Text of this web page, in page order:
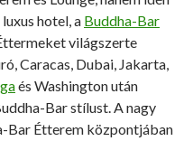
hotel, a Buddha-Bar
világszerte
Caracas, Dubai, Jakarta,
és Washington után
Bar stílust. A nagy
Bar Étterem központjában